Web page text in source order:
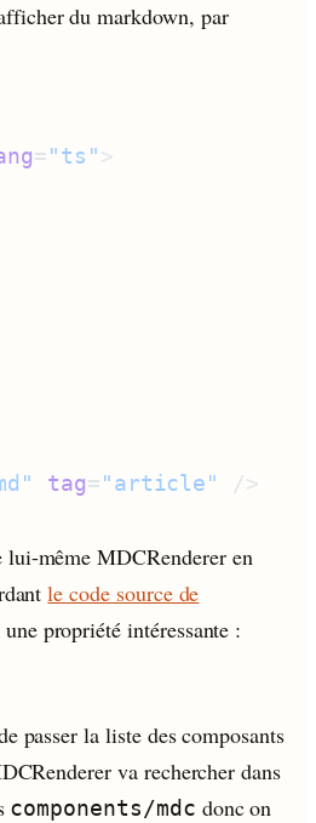
du markdown, par
="ts"
tag="article"
même MDCRenderer en
le code source de
propriété intéressante :
passer la liste des composants
va rechercher dans
components/mdc donc on